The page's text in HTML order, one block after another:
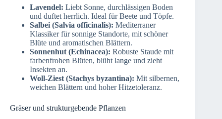
Lavendel: Liebt Sonne, durchlässigen Boden
und duftet herrlich. Ideal für Beete und Töpfe.
Salbei (Salvia officinalis): Mediterraner
Klassiker für sonnige Standorte, mit schöner
Blüte und aromatischen Blättern.
Sonnenhut (Echinacea): Robuste Staude mit
farbenfrohen Blüten, blüht lange und zieht
Insekten an.
Woll-Ziest (Stachys byzantina): Mit silbernen,
weichen Blättern und hoher Hitzetoleranz.
Gräser und strukturgebende Pflanzen